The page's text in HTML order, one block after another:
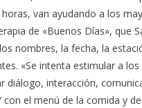
van ayudando a los
de «Buenos Días»,
nombres, la fecha, la
«Se intenta estimular a
interacción,
el menú de la comida y